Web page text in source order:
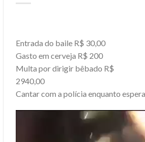
Entrada do baile R$ 30,00
Gasto em cerveja R$ 200
Multa por dirigir bêbado R$
2940,00
Cantar com a polícia enquanto